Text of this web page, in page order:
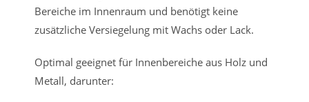
Bereiche im Innenraum und benötigt keine
zusätzliche Versiegelung mit Wachs oder Lack.
Optimal geeignet für Innenbereiche aus Holz und
Metall, darunter: